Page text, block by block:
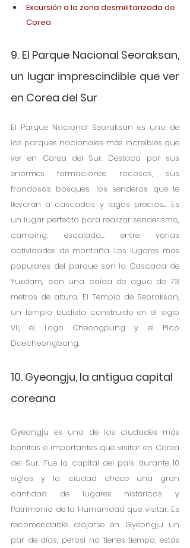
Excursión a la zona desmilitarizada de
Corea
9. El Parque Nacional Seoraksan,
un lugar imprescindible que ver
en Corea del Sur
El Parque Nacional Seoraksan es uno de
los parques nacionales más increíbles que
ver en Corea del Sur. Destaca por sus
enormes formaciones rocosas, sus
frondosos bosques, los senderos que te
llevarán a cascadas y lagos precios… Es
un lugar perfecto para realizar senderismo,
camping, escalada… entre varias
actividades de montaña. Los lugares más
populares del parque son la Cascada de
Yukdam, con una caída de agua de 73
metros de altura. El Templo de Seoraksan,
un templo budista construido en el siglo
VII, el Lago Cheongpung y el Pico
Daecheongbong.
10. Gyeongju, la antigua capital
coreana
Gyeongju es una de las ciudades más
bonitas e importantes que visitar en Corea
del Sur. Fue la capital del país durante 10
siglos y la ciudad ofrece una gran
cantidad de lugares históricos y
Patrimonio de la Humanidad que visitar. Es
recomendable alojarse en Gyeongju un
par de días, perosi no tienes tiempo, estás